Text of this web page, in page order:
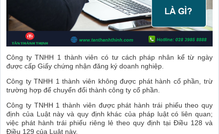
Công ty TNHH 1 thành viên có tư cách pháp nhân kể từ ngày
được cấp Giấy chứng nhận đăng ký doanh nghiệp.
Công ty TNHH 1 thành viên không được phát hành cổ phần, trừ
trường hợp để chuyển đổi thành công ty cổ phần.
Công ty TNHH 1 thành viên được phát hành trái phiếu theo quy
định của Luật này và quy định khác của pháp luật có liên quan;
việc phát hành trái phiếu riêng lẻ theo quy định tại Điều 128 và
Điều 129 của Luật này.